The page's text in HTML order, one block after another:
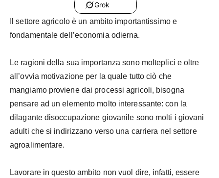
Grok
Il settore agricolo è un ambito importantissimo e
fondamentale dell’economia odierna.
Le ragioni della sua importanza sono molteplici e oltre
all’ovvia motivazione per la quale tutto ciò che
mangiamo proviene dai processi agricoli, bisogna
pensare ad un elemento molto interessante: con la
dilagante disoccupazione giovanile sono molti i giovani
adulti che si indirizzano verso una carriera nel settore
agroalimentare.
Lavorare in questo ambito non vuol dire, infatti, essere